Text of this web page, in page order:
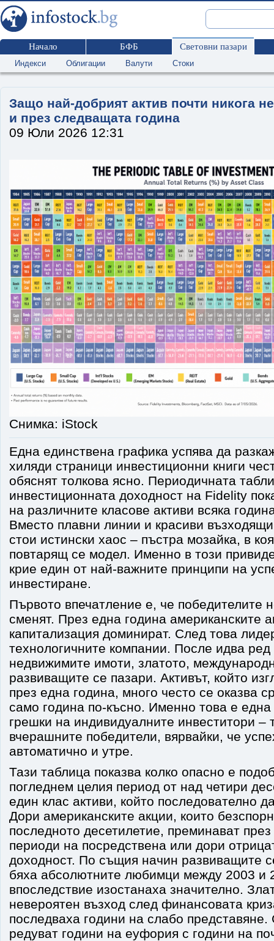
Начало БФБ Световни пазари
Индекси Облигации Валути Стоки
Защо най-добрият актив почти никога
и през следващата година
09 Юли 2026 12:31
Снимка: iStock
Една единствена графика успява да
хиляди страници инвестиционни книги
обяснят толкова ясно. Периодичната
инвестиционната доходност на Fidelity
на различните класове активи всяка
Вместо плавни линии и красиви
стои истински хаос – пъстра мозайка, в
повтарящ се модел. Именно в този
крие един от най-важните принципи на
инвестиране.
Първото впечатление е, че победителите
сменят. През една година американските
капитализация доминират. След това
технологичните компании. После идва
недвижимите имоти, златото,
развиващите се пазари. Активът, който
през една година, много често се оказва
само година по-късно. Именно това е една
грешки на индивидуалните инвеститори –
вчерашните победители, вярвайки, че
автоматично и утре.
Тази таблица показва колко опасно е
погледнем целия период от над четири
един клас активи, който последователно
Дори американските акции, които
последното десетилетие, преминават
периоди на посредствена или дори
доходност. По същия начин развиващите
бяха абсолютните любимци между 2003 и
впоследствие изостанаха значително.
невероятен възход след финансовата
последваха години на слабо
редуват години на еуфория с години на